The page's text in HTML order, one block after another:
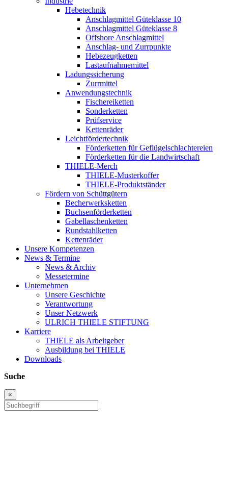
Hebetechnik
Anschlagmittel Güteklasse 10
Anschlagmittel Güteklasse 8
Offshore Anschlagmittel
Anschlag- und Zurrpunkte
Hebezeugketten
Lastaufnahmemittel
Ladungssicherung
Zurrmittel
Anwendungstechnik
Fischereiketten
Sonderketten
Prüfservice
Kettenräder
Leichtfördertechnik
Förderketten für Geflügelschlachtereien
Förderketten für die Landwirtschaft
THIELE-Merch
THIELE-Musterkoffer
THIELE-Produktständer
Fördern von Schüttgütern
Becherwerksketten
Buchsenförderketten
Gabellaschenketten
Rundstahlketten
Kettenräder
Unsere Kompetenzen
News & Termine
News & Archiv
Messetermine
Unternehmen
Unsere Geschichte
Verantwortung
Unser Netzwerk
ULRICH THIELE STIFTUNG
Karriere
THIELE als Arbeitgeber
Ausbildung bei THIELE
Downloads
Suche
×